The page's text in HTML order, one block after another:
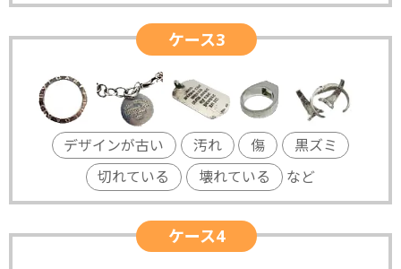
ケース3
デザインが古い 汚れ 傷
黒ズミ
切れている
壊れている など
ケース4